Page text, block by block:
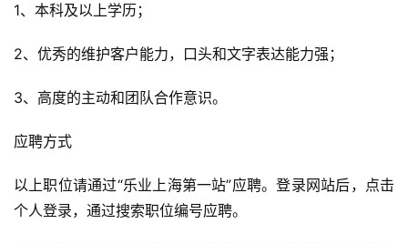
1、本科及以上学历；
2、优秀的维护客户能力，口头和文字表达能力强；
3、高度的主动和团队合作意识。
应聘方式
以上职位请通过“乐业上海第一站”应聘。登录网站后，点击
个人登录，通过搜索职位编号应聘。